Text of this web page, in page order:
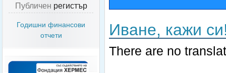
Иване, кажи
There are no
Публичен регистър
Годишни финансови
отчети